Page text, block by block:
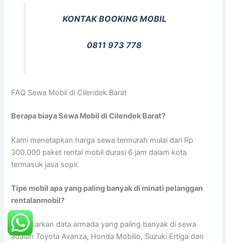
KONTAK BOOKING MOBIL
0811 973 778
FAQ Sewa Mobil di Cilendek Barat
Berapa biaya Sewa Mobil di Cilendek Barat?
Kami menetapkan harga sewa termurah mulai dari Rp
300.000 paket rental mobil durasi 6 jam dalam kota
termasuk jasa sopir.
Tipe mobil apa yang paling banyak di minati pelanggan
rentalanmobil?
Berdasarkan data armada yang paling banyak di sewa
adalah Toyota Avanza, Honda Mobilio, Suzuki Ertiga dan